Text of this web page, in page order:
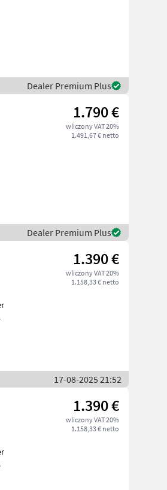
Dealer Premium Plus
1.790 €
wliczony VAT 20%
1.491,67 € netto
Dealer Premium Plus
1.390 €
wliczony VAT 20%
1.158,33 € netto
17-08-2025 21:52
1.390 €
wliczony VAT 20%
1.158,33 € netto